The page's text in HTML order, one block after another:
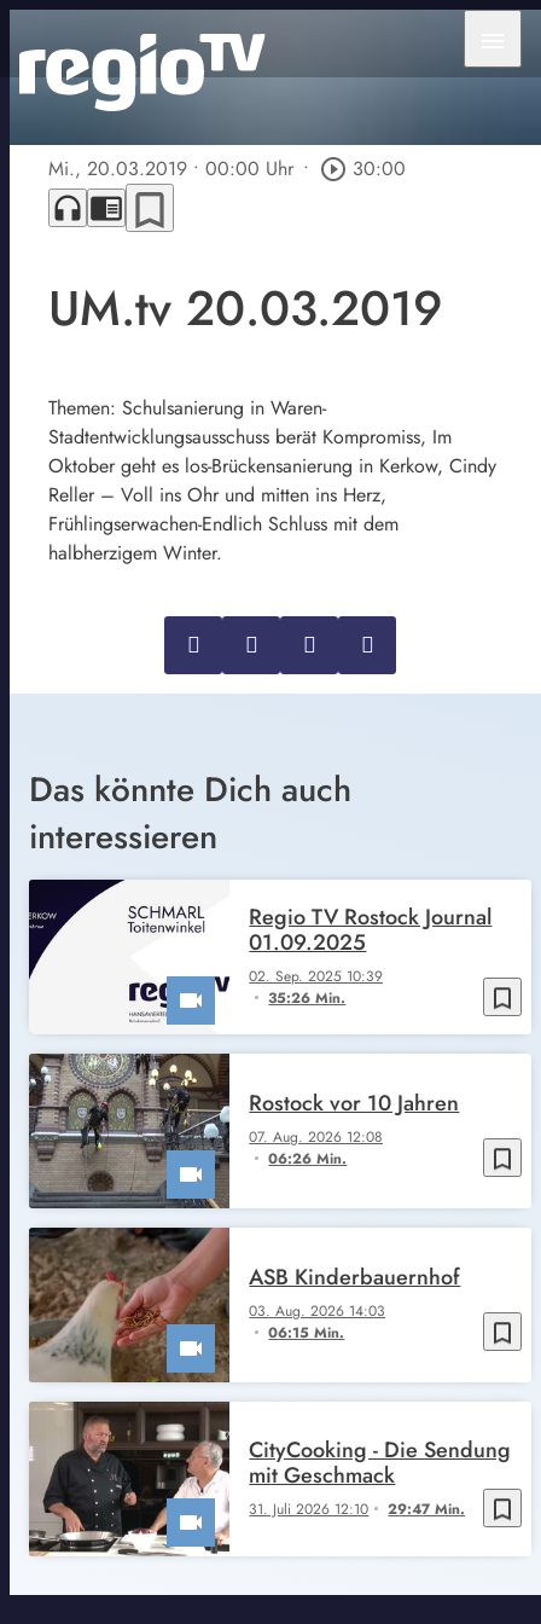
Mi., 20.03.2019 • 00:00 Uhr • play_circle_outline 30:00
headphones chrome_reader_mode bookmark_border
UM.tv 20.03.2019
Themen: Schulsanierung in Waren-
Stadtentwicklungsausschuss berät Kompromiss, Im
Oktober geht es los-Brückensanierung in Kerkow, Cindy
Reller – Voll ins Ohr und mitten ins Herz,
Frühlingserwachen-Endlich Schluss mit dem
halbherzigem Winter.
Das könnte Dich auch
interessieren
bookmark_border
02. Sep. 2025 10:39
35:26 Min.
Regio TV Rostock Journal
01.09.2025
bookmark_border
07. Aug. 2026 12:08
06:26 Min.
Rostock vor 10 Jahren
bookmark_border
03. Aug. 2026 14:03
06:15 Min.
ASB Kinderbauernhof
bookmark_border
31. Juli 2026 12:10 29:47 Min.
CityCooking - Die Sendung
mit Geschmack